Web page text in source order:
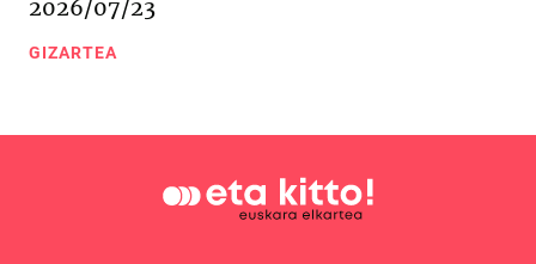
2026/07/23
GIZARTEA